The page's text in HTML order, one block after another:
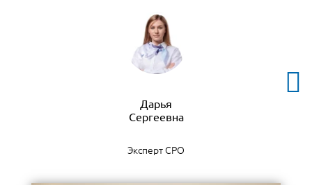
Дарья
Сергеевна
Эксперт СРО